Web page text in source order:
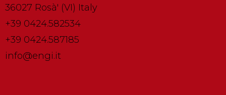
36027 Rosà' (VI) Italy
+39 0424.582534
+39 0424.587185
info@engi.it